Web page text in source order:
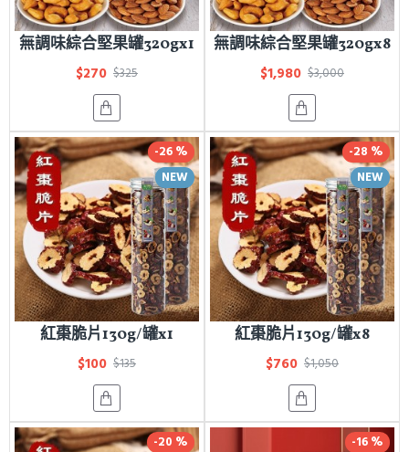
無調味綜合堅果罐320gx1
$270 $325
無調味綜合堅果罐320gx8
$1,980 $3,000
NEW
-26 %
紅棗脆片130g/罐x1
$100 $135
NEW
-28 %
紅棗脆片130g/罐x8
$760 $1,050
-20 % -16 %